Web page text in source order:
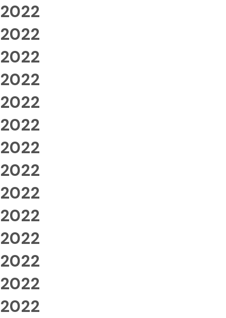
2022
2022
2022
2022
2022
2022
2022
2022
2022
2022
2022
2022
2022
2022